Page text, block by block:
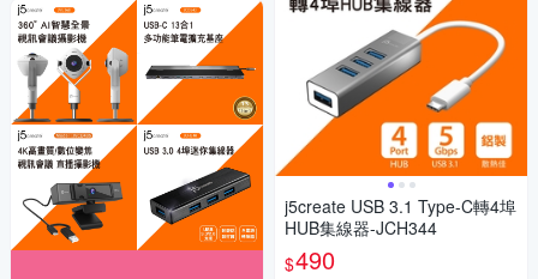
j5create USB 3.1 Type-C轉4埠
HUB集線器-JCH344
$490